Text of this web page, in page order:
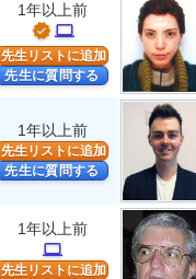
1年以上前
verified computer
先生リストに追加
先生に質問する
1年以上前
先生リストに追加
先生に質問する
1年以上前
computer
先生リストに追加